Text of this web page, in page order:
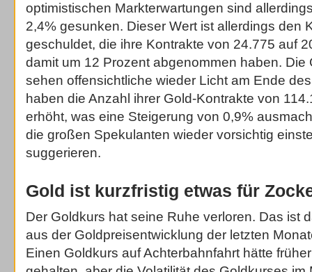
optimistischen Markterwartungen sind
2,4% gesunken. Dieser Wert ist allerdings den
geschuldet, die ihre Kontrakte von 24.775 auf
damit um 12 Prozent abgenommen haben. Die
sehen offensichtliche wieder Licht am Ende
haben die Anzahl ihrer Gold-Kontrakte von
erhöht, was eine Steigerung von 0,9%
die großen Spekulanten wieder vorsichtig
suggerieren.
Gold ist kurzfristig etwas für
Der Goldkurs hat seine Ruhe verloren. Das ist
aus der Goldpreisentwicklung der letzten
Einen Goldkurs auf Achterbahnfahrt hätte